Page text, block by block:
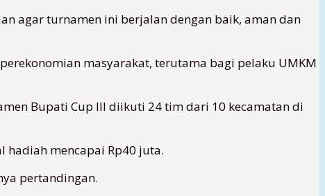
agar turnamen ini berjalan dengan baik, aman dan
masyarakat, terutama bagi pelaku UMKM
Bupati Cup III diikuti 24 tim dari 10 kecamatan di
hadiah mencapai Rp40 juta.
pertandingan.